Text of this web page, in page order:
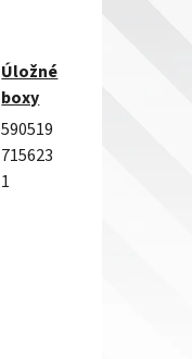
Úložné
boxy
590519
715623
1